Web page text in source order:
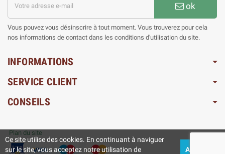
ok
Vous pouvez vous désinscrire à tout moment. Vous trouverez pour cela
nos informations de contact dans les conditions d'utilisation du site.
INFORMATIONS
SERVICE CLIENT
CONSEILS
Plan du site
Ce site utilise des cookies. En continuant à naviguer
sur le site, vous acceptez notre utilisation de
ACCEPTEZ